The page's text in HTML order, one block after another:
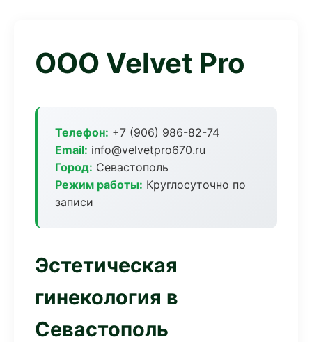
ООО Velvet Pro
Телефон: +7 (906) 986-82-74
Email: info@velvetpro670.ru
Город: Севастополь
Режим работы: Круглосуточно по
записи
Эстетическая
гинекология в
Севастополь